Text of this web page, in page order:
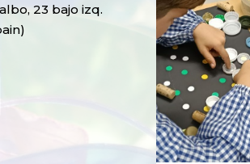
23 bajo izq.